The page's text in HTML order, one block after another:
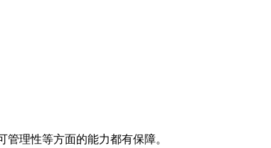
理性等方面的能力都有保障。